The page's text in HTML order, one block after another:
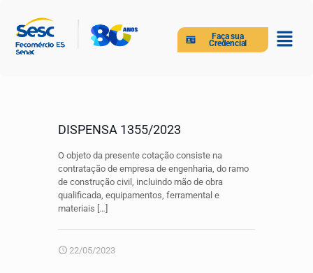
Faça sua
Credencial
DISPENSA 1355/2023
O objeto da presente cotação consiste na
contratação de empresa de engenharia, do ramo
de construção civil, incluindo mão de obra
qualificada, equipamentos, ferramental e
materiais […]
22/05/2023